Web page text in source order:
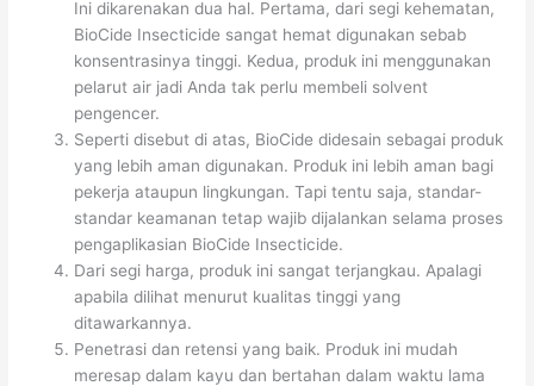
Ini dikarenakan dua hal. Pertama, dari segi kehematan,
BioCide Insecticide sangat hemat digunakan sebab
konsentrasinya tinggi. Kedua, produk ini menggunakan
pelarut air jadi Anda tak perlu membeli solvent
pengencer.
Seperti disebut di atas, BioCide didesain sebagai produk
yang lebih aman digunakan. Produk ini lebih aman bagi
pekerja ataupun lingkungan. Tapi tentu saja, standar-
standar keamanan tetap wajib dijalankan selama proses
pengaplikasian BioCide Insecticide.
Dari segi harga, produk ini sangat terjangkau. Apalagi
apabila dilihat menurut kualitas tinggi yang
ditawarkannya.
Penetrasi dan retensi yang baik. Produk ini mudah
meresap dalam kayu dan bertahan dalam waktu lama